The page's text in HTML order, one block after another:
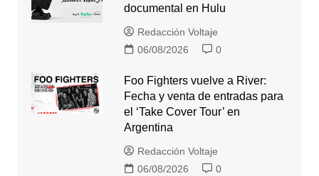
documental en Hulu
Redacción Voltaje
06/08/2026
0
Foo Fighters vuelve a River:
Fecha y venta de entradas para
el ‘Take Cover Tour’ en
Argentina
Redacción Voltaje
06/08/2026
0